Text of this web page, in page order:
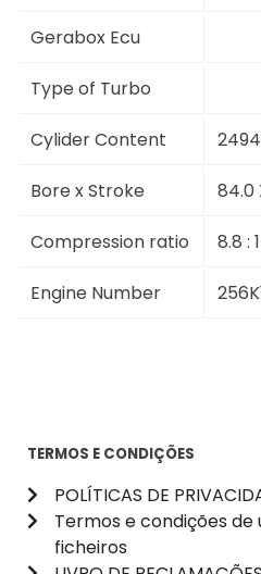
Gerabox Ecu
Type of Turbo
Cylider Content
Bore x Stroke 84.0
Compression ratio 8.8 : 1
Engine Number
TERMOS E CONDIÇÕES
POLÍTICAS DE
Termos e condições
ficheiros